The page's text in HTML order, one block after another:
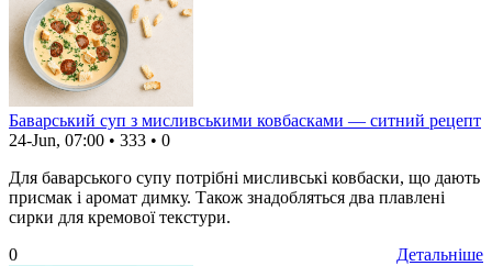
Баварський суп з мисливськими ковбасками — ситний рецепт
24-Jun, 07:00 • 333 • 0
Для баварського супу потрібні мисливські ковбаски, що дають
присмак і аромат димку. Також знадобляться два плавлені
сирки для кремової текстури.
Детальніше
0